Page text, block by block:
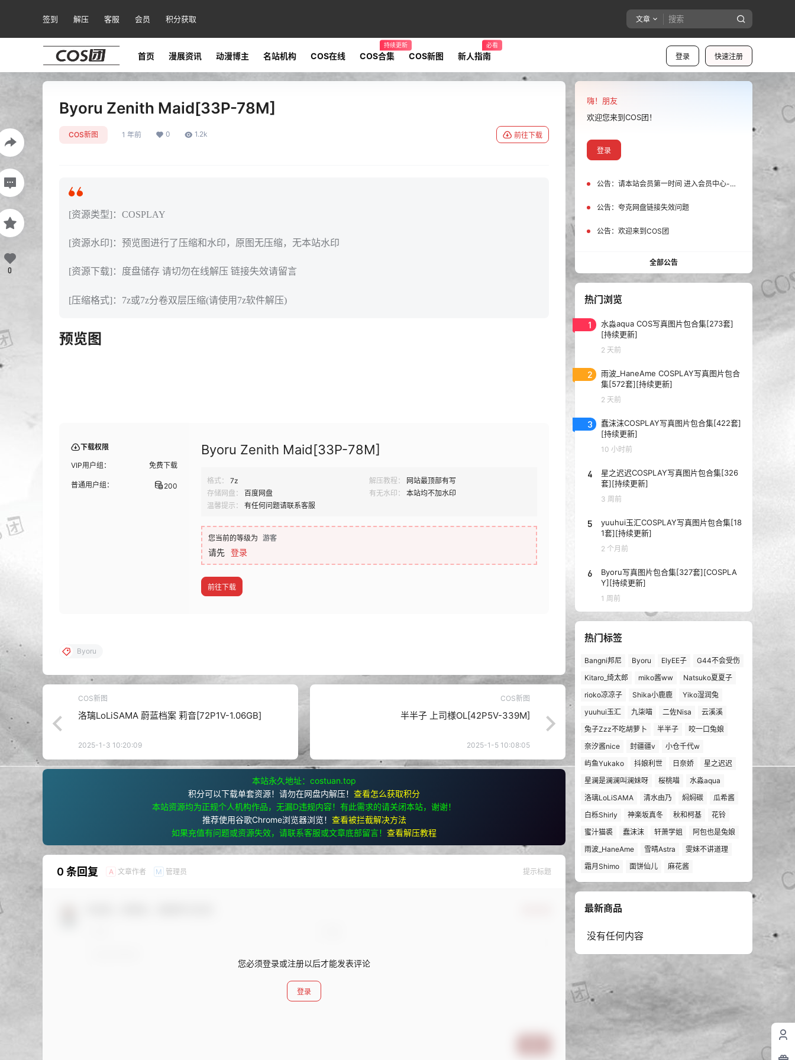
签到 解压 客服 会员 积分获取 文章
登录 快速注册
首页 漫展资讯 动漫博主 名站机构 COS在线 COS合集
持续更新
COS新图 新人指南
必看
Byoru Zenith Maid[33P-78M]
COS新图 1 年前 0 1.2k 前往下载
[资源类型]：COSPLAY
[资源水印]：预览图进行了压缩和水印，原图无压缩，无本站水印
[资源下载]：度盘储存 请切勿在线解压 链接失效请留言
[压缩格式]：7z或7z分卷双层压缩(请使用7z软件解压)
预览图
下载权限
VIP用户组： 免费下载
普通用户组： 200
Byoru Zenith Maid[33P-78M]
格式： 7z 解压教程：
网站最顶部有写
存储网盘：
百度网盘 有无水印：
本站均不加水印
温馨提示：
有任何问题请联系客服
您当前的等级为 游客
请先 登录
前往下载
0
Byoru
COS新图
洛璃LoLiSAMA 蔚蓝档案 莉音[72P1V-1.06GB]
2025-1-3 10:20:09
COS新图
半半子 上司様OL[42P5V-339M]
2025-1-5 10:08:05
本站永久地址：costuan.top
积分可以下载单套资源！请勿在网盘内解压！ 查看怎么获取积分
本站资源均为正规个人机构作品，无漏D违规内容！有此需求的请关闭本站，谢谢！
推荐使用谷歌Chrome浏览器浏览！ 查看被拦截解决方法
如果充值有问题或资源失效，请联系客服或文章底部留言！ 查看解压教程
0 条回复 A 文章作者 M 管理员 提示标题
您必须登录或注册以后才能发表评论
登录
嗨！朋友
欢迎您来到COS团！
登录
公告： 请本站会员第一时间 进入会员中心-我的设置中为您的账号绑定邮箱!
公告： 夸克网盘链接失效问题
公告： 欢迎来到COS团
全部公告
热门浏览
1
水淼aqua COS写真图片包合集[273套]
[持续更新]
2 天前
2
雨波_HaneAme COSPLAY写真图片包合
集[572套][持续更新]
2 天前
3
蠢沫沫COSPLAY写真图片包合集[422套]
[持续更新]
10 小时前
4
星之迟迟COSPLAY写真图片包合集[326
套][持续更新]
3 周前
5
yuuhui玉汇COSPLAY写真图片包合集[18
1套][持续更新]
2 个月前
6
Byoru写真图片包合集[327套][COSPLA
Y][持续更新]
1 周前
热门标签
Bangni邦尼 Byoru ElyEE子
G44不会受伤
Kitaro_绮太郎
miko酱ww
Natsuko夏夏子
rioko凉凉子
Shika小鹿鹿
Yiko湿润兔
yuuhui玉汇
九柒喵 二佐Nisa
云溪溪
兔子Zzz不吃胡萝卜
半半子
咬一口兔娘
奈汐酱nice
封疆疆v
小仓千代w
屿鱼Yukako
抖娘利世 日奈娇
星之迟迟
星澜是澜澜叫澜妹呀
桜桃喵
水淼aqua
洛璃LoLiSAMA
清水由乃 焖焖碳
瓜希酱
白栎Shirly
神楽坂真冬 秋和柯基
花铃
蜜汁猫裘
蠢沫沫 轩萧学姐
阿包也是兔娘
雨波_HaneAme
雪晴Astra
雯妹不讲道理
霜月Shimo
面饼仙儿 麻花酱
最新商品
没有任何内容